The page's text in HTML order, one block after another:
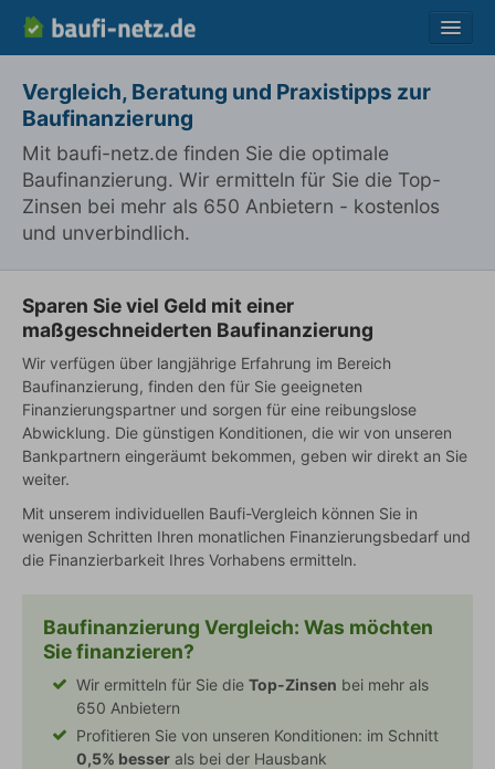
Ratgeber
Fragen
Lexikon
Über uns
Vergleich, Beratung und Praxistipps zur
Baufinanzierung
Mit baufi-netz.de finden Sie die optimale
Baufinanzierung. Wir ermitteln für Sie die Top-
Zinsen bei mehr als 650 Anbietern - kostenlos
und unverbindlich.
Sparen Sie viel Geld mit einer
maßgeschneiderten Baufinanzierung
Wir verfügen über langjährige Erfahrung im Bereich
Baufinanzierung, finden den für Sie geeigneten
Finanzierungspartner und sorgen für eine reibungslose
Abwicklung. Die günstigen Konditionen, die wir von unseren
Bankpartnern eingeräumt bekommen, geben wir direkt an Sie
weiter.
Mit unserem individuellen Baufi-Vergleich können Sie in
wenigen Schritten Ihren monatlichen Finanzierungsbedarf und
die Finanzierbarkeit Ihres Vorhabens ermitteln.
Baufinanzierung Vergleich: Was möchten
Sie finanzieren?
Wir ermitteln für Sie die Top-Zinsen bei mehr als
650 Anbietern
Profitieren Sie von unseren Konditionen: im Schnitt
0,5% besser als bei der Hausbank